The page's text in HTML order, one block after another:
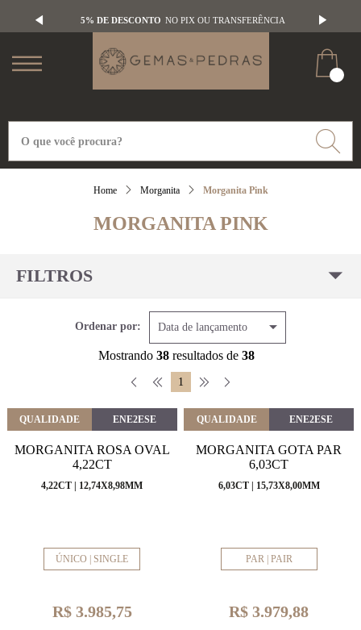
5% DE DESCONTO NO PIX OU TRANSFERÊNCIA
Morganita Morganita Pink
MORGANITA PINK
FILTROS
1
Mostrando 38 resultados de 38
Ordenar por: Data de lançamento
QUALIDADE ENE2ESE
MORGANITA ROSA OVAL
4,22CT
4,22CT | 12,74X8,98MM
ÚNICO | SINGLE
R$ 3.985,75
QUALIDADE ENE2ESE
MORGANITA GOTA PAR
6,03CT
6,03CT | 15,73X8,00MM
PAR | PAIR
R$ 3.979,88